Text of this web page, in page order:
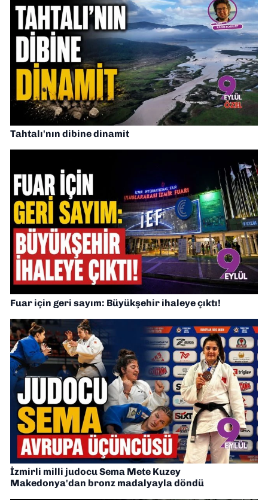
Tahtalı'nın dibine dinamit
Fuar için geri sayım: Büyükşehir ihaleye çıktı!
İzmirli milli judocu Sema Mete Kuzey
Makedonya'dan bronz madalyayla döndü